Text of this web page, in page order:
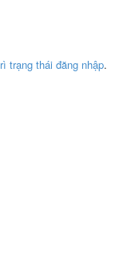
trạng thái đăng nhập.